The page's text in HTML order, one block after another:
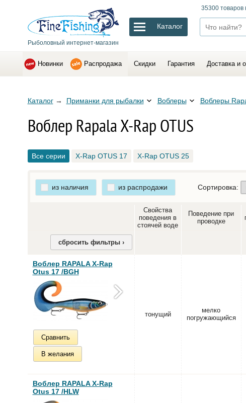
Рыболовный интернет-магазин
Каталог
35300 товаров
Новинки Распродажа Скидки Гарантия Доставка и
Каталог→ Приманки для рыбалки Воблеры Воблеры
Воблер Rapala X-Rap OTUS
Все серии X-Rap OTUS 17 X-Rap OTUS 25
из наличия из распродажи Сортировка:
Свойства
поведения в
стоячей воде
Поведение при
проводке
сбросить фильтры ›
Воблер RAPALA X-Rap
Otus 17 /BGH
Сравнить
В желания
тонущий
мелко
погружающийся
Воблер RAPALA X-Rap
Otus 17 /HLW